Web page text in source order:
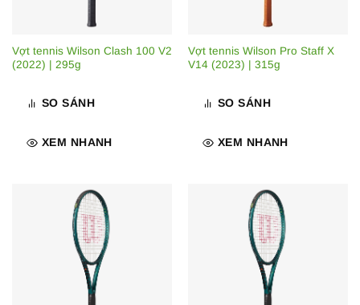
Vợt tennis Wilson Clash 100 V2
(2022) | 295g
SO SÁNH
XEM NHANH
Vợt tennis Wilson Pro Staff X
V14 (2023) | 315g
SO SÁNH
XEM NHANH